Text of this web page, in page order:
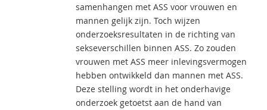
samenhangen met ASS voor vrouwen en
mannen gelijk zijn. Toch wijzen
onderzoeksresultaten in de richting van
sekseverschillen binnen ASS. Zo zouden
vrouwen met ASS meer inlevingsvermogen
hebben ontwikkeld dan mannen met ASS.
Deze stelling wordt in het onderhavige
onderzoek getoetst aan de hand van